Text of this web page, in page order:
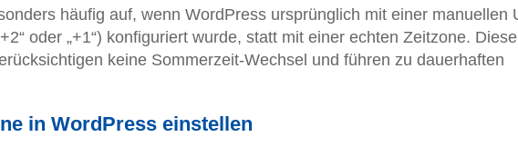
häufig auf, wenn WordPress ursprünglich mit einer manuellen
oder „+1“) konfiguriert wurde, statt mit einer echten Zeitzone. Diese
keine Sommerzeit-Wechsel und führen zu dauerhaften
in WordPress einstellen